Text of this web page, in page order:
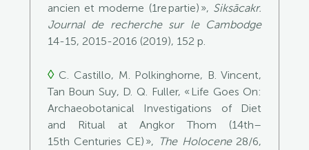
ancien et moderne (1repartie) », Siksācakr.
Journal de recherche sur le Cambodge
14-15, 2015-2016 (2019), 152 p.
◊ C. Castillo, M. Polkinghorne, B. Vincent,
Tan Boun Suy, D. Q. Fuller, « Life Goes On:
Archaeobotanical Investigations of Diet
and Ritual at Angkor Thom (14th–
15th Centuries CE) », The Holocene28/6,